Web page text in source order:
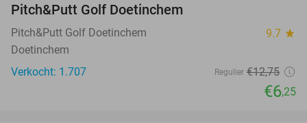
Pitch&Putt Golf Doetinchem
Pitch&Putt Golf Doetinchem 9.7 star
Doetinchem
Verkocht: 1.707
Regulier €12,75
€6,25